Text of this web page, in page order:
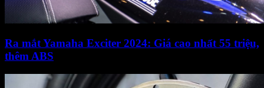
Ra mắt Yamaha Exciter 2024: Giá cao nhất 55 triệu,
thêm ABS